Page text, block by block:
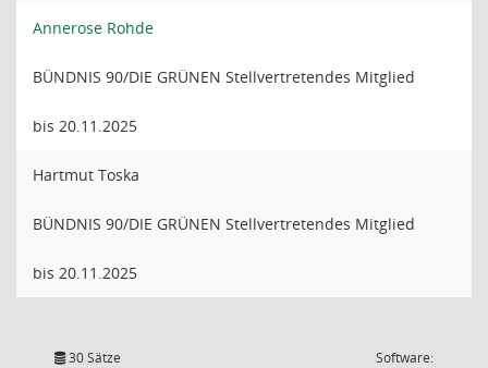
Annerose Rohde
BÜNDNIS 90/DIE GRÜNEN Stellvertretendes Mitglied
bis 20.11.2025
Hartmut Toska
BÜNDNIS 90/DIE GRÜNEN Stellvertretendes Mitglied
bis 20.11.2025
30 Sätze
Software: